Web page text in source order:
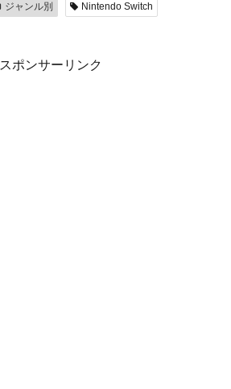
ジャンル別
Nintendo Switch
スポンサーリンク